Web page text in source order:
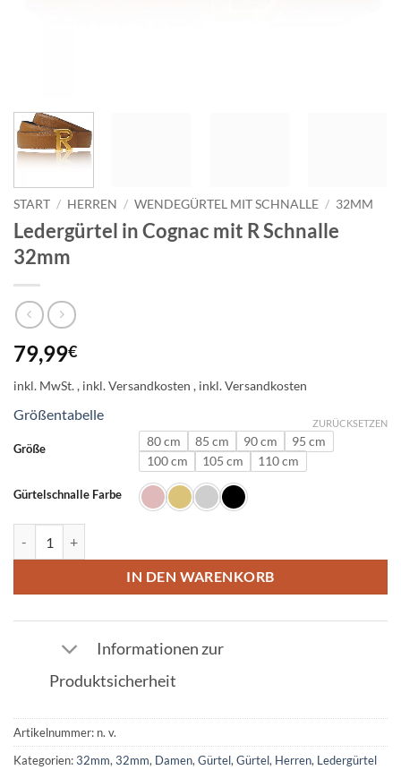
START / HERREN / WENDEGÜRTEL MIT SCHNALLE / 32MM
Ledergürtel in Cognac mit R Schnalle
32mm
79,99€
inkl. MwSt.
Größentabelle
Größe 80 cm 85 cm 90 cm
95 cm
100 cm
105 cm 110 cm
Gürtelschnalle Farbe
ZURÜCKSETZEN
IN DEN WARENKORB
Informationen zur
Produktsicherheit
Artikelnummer: n. v.
Kategorien:32mm, 32mm, Damen, Gürtel, Gürtel, Herren, Ledergürtel